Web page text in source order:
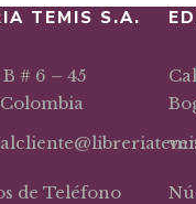
TEMIS S.A.
# 6 – 45
de Teléfono